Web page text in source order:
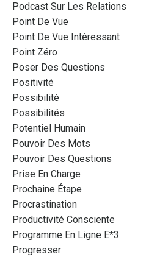
Podcast Sur Les Relations
Point De Vue
Point De Vue Intéressant
Point Zéro
Poser Des Questions
Positivité
Possibilité
Possibilités
Potentiel Humain
Pouvoir Des Mots
Pouvoir Des Questions
Prise En Charge
Prochaine Étape
Procrastination
Productivité Consciente
Programme En Ligne E*3
Progresser